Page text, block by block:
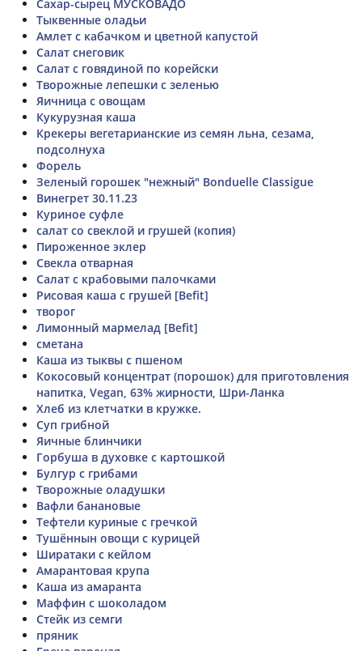
Сахар-сырец МУСКОВАДО
Тыквенные оладьи
Амлет с кабачком и цветной капустой
Салат снеговик
Салат с говядиной по корейски
Творожные лепешки с зеленью
Яичница с овощам
Кукурузная каша
Крекеры вегетарианские из семян льна, сезама,
подсолнуха
Форель
Зеленый горошек "нежный" Bonduelle Classigue
Винегрет 30.11.23
Куриное суфле
салат со свеклой и грушей (копия)
Пироженное эклер
Свекла отварная
Салат с крабовыми палочками
Рисовая каша с грушей [Befit]
творог
Лимонный мармелад [Befit]
сметана
Каша из тыквы с пшеном
Кокосовый концентрат (порошок) для приготовления
напитка, Vegan, 63% жирности, Шри-Ланка
Хлеб из клетчатки в кружке.
Суп грибной
Яичные блинчики
Горбуша в духовке с картошкой
Булгур с грибами
Творожные оладушки
Вафли банановые
Тефтели куриные с гречкой
Тушённын овощи с курицей
Ширатаки с кейлом
Амарантовая крупа
Каша из амаранта
Маффин с шоколадом
Стейк из семги
пряник